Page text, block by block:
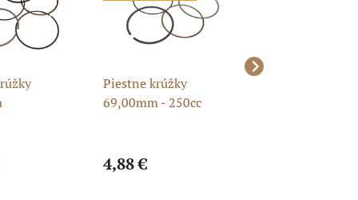
Piestne krúžky
69,00mm - 250cc
4,88 €